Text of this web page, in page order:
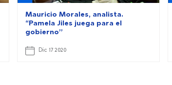
Mauricio Morales, analista.
“Pamela Jiles juega para el
gobierno”
Dic 17 2020